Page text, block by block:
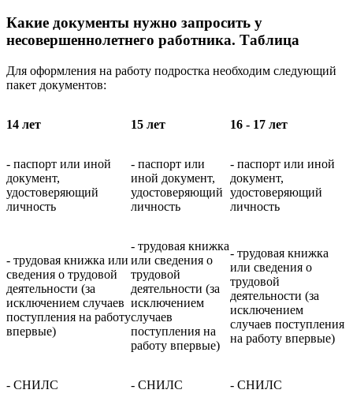
Какие документы нужно запросить у
несовершеннолетнего работника. Таблица
Для оформления на работу подростка необходим следующий
пакет документов:
14 лет 15 лет 16 - 17 лет
- паспорт или иной
документ,
удостоверяющий
личность
- паспорт или
иной документ,
удостоверяющий
личность
- паспорт или иной
документ,
удостоверяющий
личность
- трудовая книжка или
сведения о трудовой
деятельности (за
исключением случаев
поступления на работу
впервые)
- трудовая книжка
или сведения о
трудовой
деятельности (за
исключением
случаев
поступления на
работу впервые)
- трудовая книжка
или сведения о
трудовой
деятельности (за
исключением
случаев поступления
на работу впервые)
- СНИЛС - СНИЛС - СНИЛС